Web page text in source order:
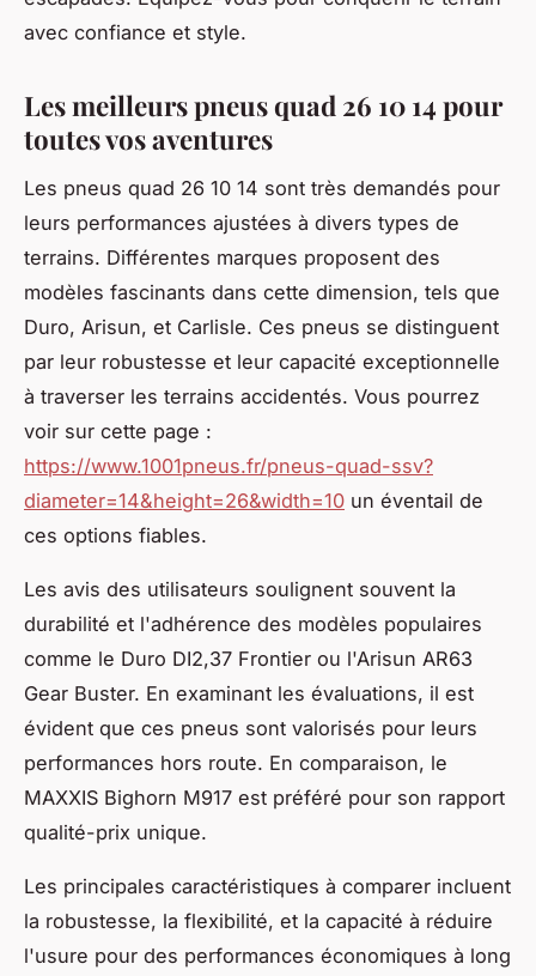
avec confiance et style.
Les meilleurs pneus quad 26 10 14 pour
toutes vos aventures
Les pneus quad 26 10 14 sont très demandés pour
leurs performances ajustées à divers types de
terrains. Différentes marques proposent des
modèles fascinants dans cette dimension, tels que
Duro, Arisun, et Carlisle. Ces pneus se distinguent
par leur robustesse et leur capacité exceptionnelle
à traverser les terrains accidentés. Vous pourrez
voir sur cette page :
https://www.1001pneus.fr/pneus-quad-ssv?
diameter=14&height=26&width=10 un éventail de
ces options fiables.
Les avis des utilisateurs soulignent souvent la
durabilité et l'adhérence des modèles populaires
comme le Duro DI2,37 Frontier ou l'Arisun AR63
Gear Buster. En examinant les évaluations, il est
évident que ces pneus sont valorisés pour leurs
performances hors route. En comparaison, le
MAXXIS Bighorn M917 est préféré pour son rapport
qualité-prix unique.
Les principales caractéristiques à comparer incluent
la robustesse, la flexibilité, et la capacité à réduire
l'usure pour des performances économiques à long